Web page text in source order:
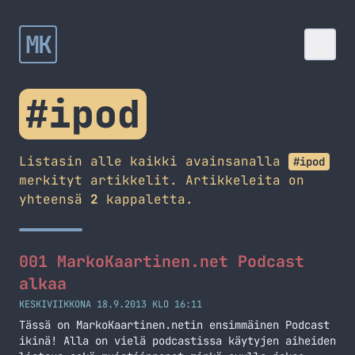
MK
#ipod
Listasin alle kaikki avainsanalla #ipod
merkityt artikkelit. Artikkeleita on
yhteensä 2 kappaletta.
001 MarkoKaartinen.net Podcast
alkaa
KESKIVIIKKONA 18.9.2013 KLO 16:11
Tässä on MarkoKaartinen.netin ensimmäinen Podcast
ikinä! Alla on vielä podcastissa käytyjen aiheiden